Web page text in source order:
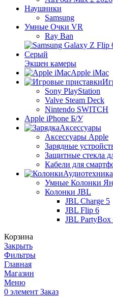
Наушники
Samsung
Умные Очки VR
Ray Ban
Экшен камеры
Apple iMac
Sony PlayStation
Valve Steam Deck
Nintendo SWITCH
Apple iPhone Б/У
Аксессуары
Аксессуары Apple
Зарядные
Защитные стекла
Кабели для
Аудиотехника
Умные Колонки
Колонки JBL
JBL Charge 5
JBL Flip 6
JBL
Корзина
Закрыть
Фильтры
Главная
Магазин
Меню
0 элемент Заказ